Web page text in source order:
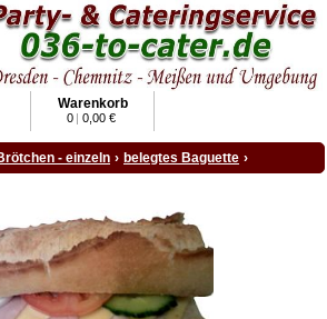
Warenkorb
0 | 0,00 €
- einzeln › belegtes Baguette ›